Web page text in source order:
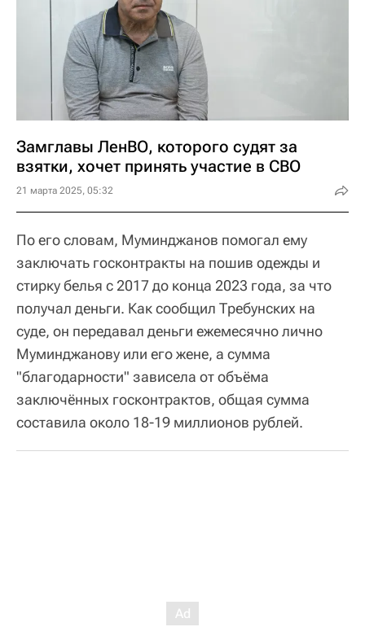
Замглавы ЛенВО, которого судят за
взятки, хочет принять участие в СВО
21 марта 2025, 05:32
По его словам, Муминджанов помогал ему
заключать госконтракты на пошив одежды и
стирку белья с 2017 до конца 2023 года, за что
получал деньги. Как сообщил Требунских на
суде, он передавал деньги ежемесячно лично
Муминджанову или его жене, а сумма
"благодарности" зависела от объёма
заключённых госконтрактов, общая сумма
составила около 18-19 миллионов рублей.